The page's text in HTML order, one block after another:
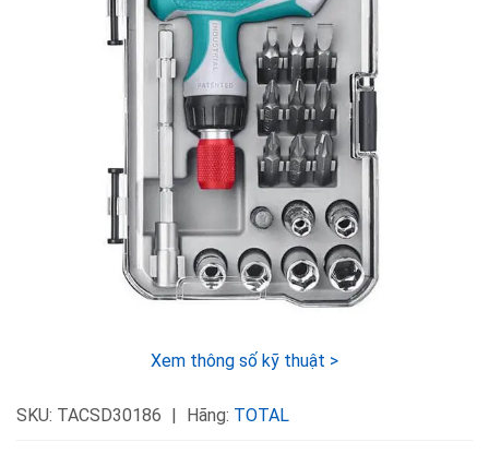
Xem thông số kỹ thuật >
SKU: TACSD30186 Hãng: TOTAL